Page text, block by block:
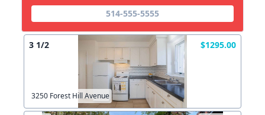
514-555-5555
3 1/2 $1295.00
3250 Forest Hill Avenue
X Fermer